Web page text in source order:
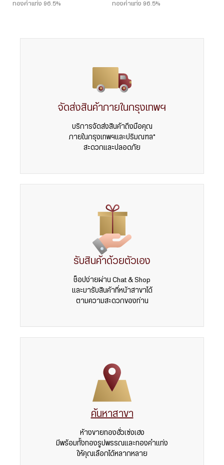
ทองคำแท่ง 96.5% ทองคำแท่ง 96.5%
จัดส่งสินค้าภายในกรุงเทพฯ
บริการจัดส่งสินค้าถึงมือคุณ
ภายในกรุงเทพฯและปริมณฑล*
สะดวกและปลอดภัย
รับสินค้าด้วยตัวเอง
ช็อปง่ายผ่าน Chat & Shop
และมารับสินค้าที่หน้าสาขาได้
ตามความสะดวกของท่าน
ค้นหาสาขา
ห้างขายทองฮั่วเซ่งเฮง
มีพร้อมทั้งทองรูปพรรณและทองคำแท่ง
ให้คุณเลือกได้หลากหลาย